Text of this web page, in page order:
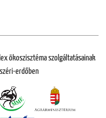
ökoszisztéma szolgáltatásainak
erdőben